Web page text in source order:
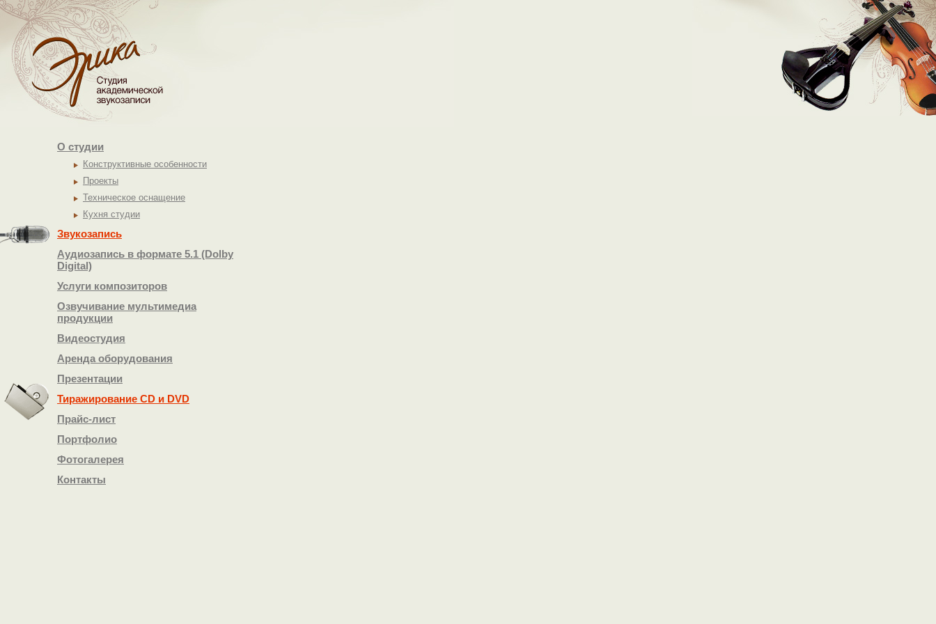
О студии
Конструктивные особенности
Проекты
Техническое оснащение
Кухня студии
Звукозапись
Аудиозапись в формате 5.1 (Dolby
Digital)
Услуги композиторов
Озвучивание мультимедиа
продукции
Видеостудия
Аренда оборудования
Презентации
Тиражирование СD и DVD
Прайс-лист
Портфолио
Фотогалерея
Контакты